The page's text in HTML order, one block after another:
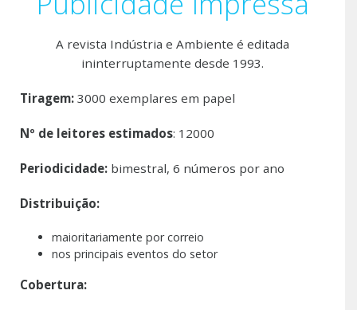
A revista Indústria e Ambiente é editada
ininterruptamente desde 1993.
Tiragem: 3000 exemplares em papel
Nº de leitores estimados: 12000
Periodicidade: bimestral, 6 números por ano
Distribuição:
maioritariamente por correio
nos principais eventos do setor
Cobertura: